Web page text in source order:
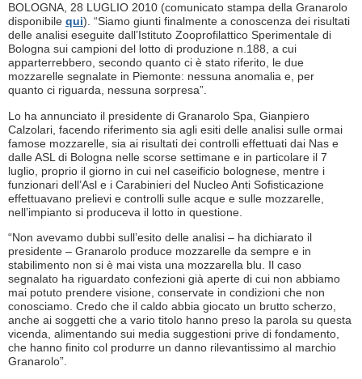
BOLOGNA, 28 LUGLIO 2010 (comunicato stampa della Granarolo
disponibile qui). “Siamo giunti finalmente a conoscenza dei risultati
delle analisi eseguite dall’Istituto Zooprofilattico Sperimentale di
Bologna sui campioni del lotto di produzione n.188, a cui
apparterrebbero, secondo quanto ci è stato riferito, le due
mozzarelle segnalate in Piemonte: nessuna anomalia e, per
quanto ci riguarda, nessuna sorpresa”.
Lo ha annunciato il presidente di Granarolo Spa, Gianpiero
Calzolari, facendo riferimento sia agli esiti delle analisi sulle ormai
famose mozzarelle, sia ai risultati dei controlli effettuati dai Nas e
dalle ASL di Bologna nelle scorse settimane e in particolare il 7
luglio, proprio il giorno in cui nel caseificio bolognese, mentre i
funzionari dell’Asl e i Carabinieri del Nucleo Anti Sofisticazione
effettuavano prelievi e controlli sulle acque e sulle mozzarelle,
nell’impianto si produceva il lotto in questione.
“Non avevamo dubbi sull’esito delle analisi – ha dichiarato il
presidente – Granarolo produce mozzarelle da sempre e in
stabilimento non si è mai vista una mozzarella blu. Il caso
segnalato ha riguardato confezioni già aperte di cui non abbiamo
mai potuto prendere visione, conservate in condizioni che non
conosciamo. Credo che il caldo abbia giocato un brutto scherzo,
anche ai soggetti che a vario titolo hanno preso la parola su questa
vicenda, alimentando sui media suggestioni prive di fondamento,
che hanno finito col produrre un danno rilevantissimo al marchio
Granarolo”.